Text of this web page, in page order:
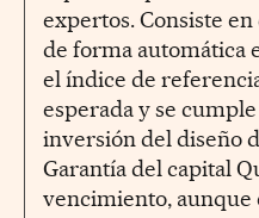
expertos. Consiste
de forma automática
el índice de
esperada y se
inversión del diseño
Garantía del capital
vencimiento, aunque